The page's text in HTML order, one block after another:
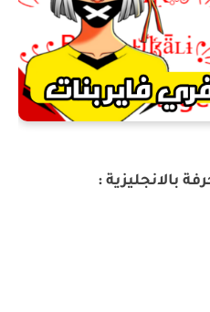
بالانجليزية :